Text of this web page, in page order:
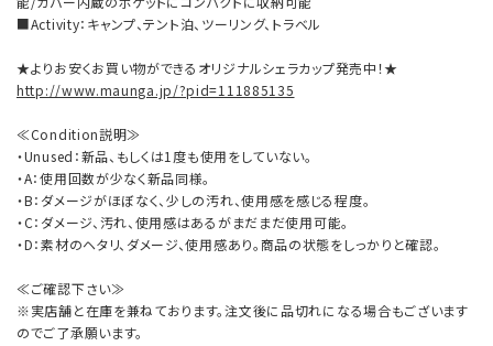
■Activity：キャンプ、テント泊、ツーリング、トラベル
★よりお安くお買い物ができるオリジナルシェラカップ発売中！★
http://www.maunga.jp/?pid=111885135
≪Condition説明≫
・Unused：新品、もしくは1度も使用をしていない。
・A：使用回数が少なく新品同様。
・B：ダメージがほぼなく、少しの汚れ、使用感を感じる程度。
・C：ダメージ、汚れ、使用感はあるがまだまだ使用可能。
・D：素材のヘタリ、ダメージ、使用感あり。商品の状態をしっかりと確認。
≪ご確認下さい≫
※実店舗と在庫を兼ねております。注文後に品切れになる場合もございます
のでご了承願います。